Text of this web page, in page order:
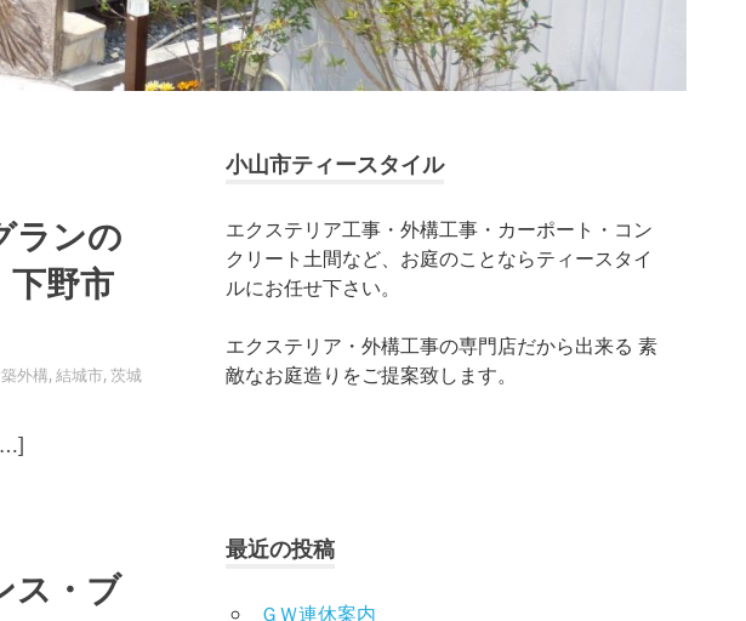
ランの
野市
外構,結城市,茨城
ス・ブ
小山市ティースタイル
エクステリア工事・外構工事・カーポート・コン
クリート土間など、お庭のことならティースタイ
ルにお任せ下さい。
エクステリア・外構工事の専門店だから出来る 素
敵なお庭造りをご提案致します。
最近の投稿
ＧＷ連休案内